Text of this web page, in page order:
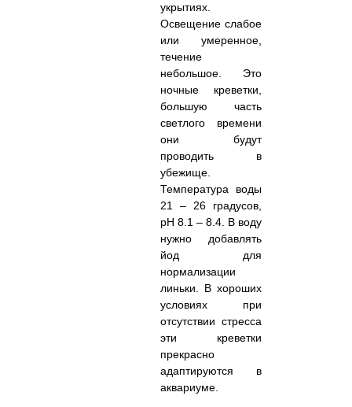
укрытиях.
Освещение слабое
или умеренное,
течение
небольшое. Это
ночные креветки,
большую часть
светлого времени
они будут
проводить в
убежище.
Температура воды
21 – 26 градусов,
pH 8.1 – 8.4. В воду
нужно добавлять
йод для
нормализации
линьки. В хороших
условиях при
отсутствии стресса
эти креветки
прекрасно
адаптируются в
аквариуме.